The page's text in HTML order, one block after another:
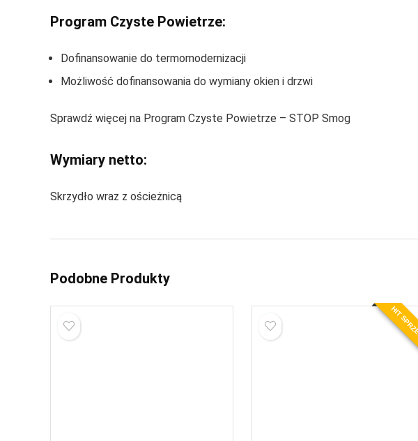
Program Czyste Powietrze:
Dofinansowanie do termomodernizacji
Możliwość dofinansowania do wymiany okien i drzwi
Sprawdź więcej na Program Czyste Powietrze – STOP Smog
Wymiary netto:
Skrzydło wraz z ościeżnicą
Podobne Produkty
HIT